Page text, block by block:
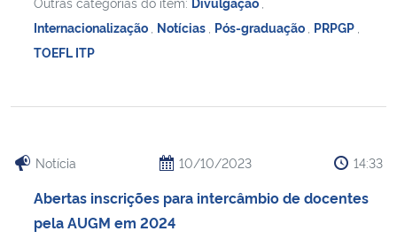
Internacionalização Notícias Pós-graduação PRPGP
TOEFL ITP
Notícia 10/10/2023 14:33
Abertas inscrições para intercâmbio de docentes
pela AUGM em 2024